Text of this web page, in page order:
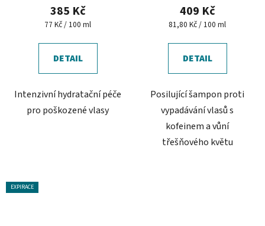
385 Kč
Měrná
77 Kč / 100 ml
DETAIL
Intenzivní hydratační péče
pro poškozené vlasy
409 Kč
Měrná
81,80 Kč / 100 ml
DETAIL
Posilující šampon proti
vypadávání vlasů s
kofeinem a vůní
třešňového květu
EXPIRACE